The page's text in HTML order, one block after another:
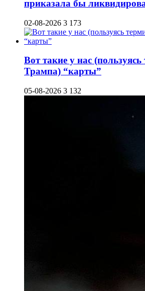
приказала бы
02-08-2026 3 173
Вот такие у нас
Трампа) “карты”
05-08-2026 3 132